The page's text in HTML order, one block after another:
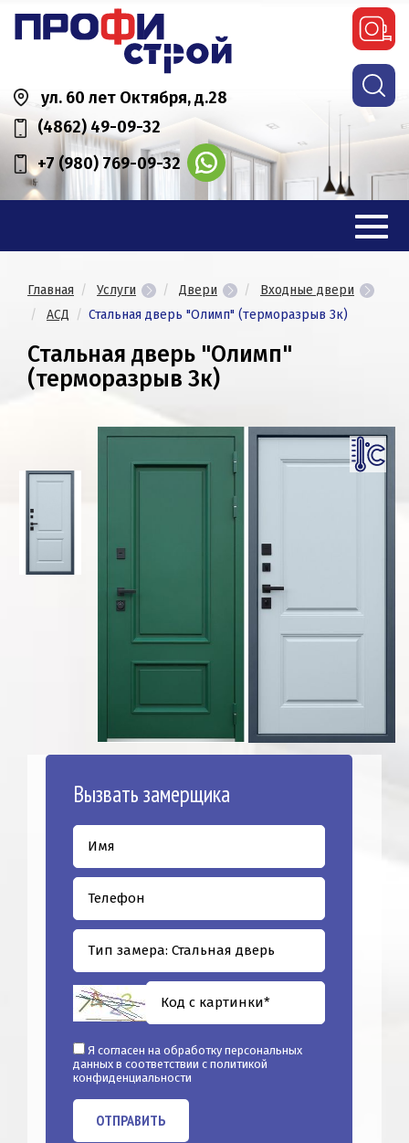
ул. 60 лет Октября, д.28
(4862) 49-09-32
+7 (980) 769-09-32
Главная Услуги Двери
Входные двери
АСД
Стальная дверь "Олимп" (терморазрыв 3к)
Стальная дверь "Олимп"
(терморазрыв 3к)
Вызвать замерщика
Я согласен на обработку персональных
данных в соответствии с политикой
конфиденциальности
ОТПРАВИТЬ